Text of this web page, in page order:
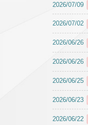
2026/07/09
2026/07/02
2026/06/26
2026/06/26
2026/06/25
2026/06/23
2026/06/22